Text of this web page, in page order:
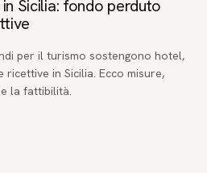
Sicilia: fondo perduto
per il turismo sostengono hotel,
in Sicilia. Ecco misure,
la fattibilità.